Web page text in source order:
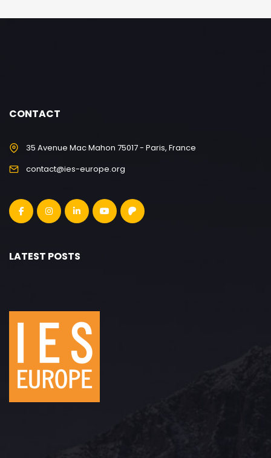
CONTACT
35 Avenue Mac Mahon 75017 - Paris, France
contact@ies-europe.org
LATEST POSTS